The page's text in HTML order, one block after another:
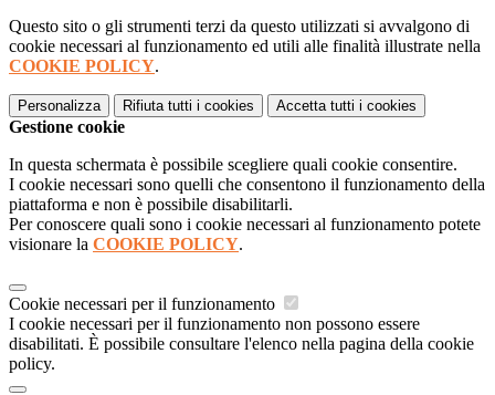
Questo sito o gli strumenti terzi da questo utilizzati si avvalgono di
cookie necessari al funzionamento ed utili alle finalità illustrate nella
COOKIE POLICY.
Personalizza Rifiuta tutti i cookies Accetta tutti i cookies
Gestione cookie
In questa schermata è possibile scegliere quali cookie consentire.
I cookie necessari sono quelli che consentono il funzionamento della
piattaforma e non è possibile disabilitarli.
Per conoscere quali sono i cookie necessari al funzionamento potete
visionare la COOKIE POLICY.
Cookie necessari per il funzionamento
I cookie necessari per il funzionamento non possono essere
disabilitati. È possibile consultare l'elenco nella pagina della cookie
policy.